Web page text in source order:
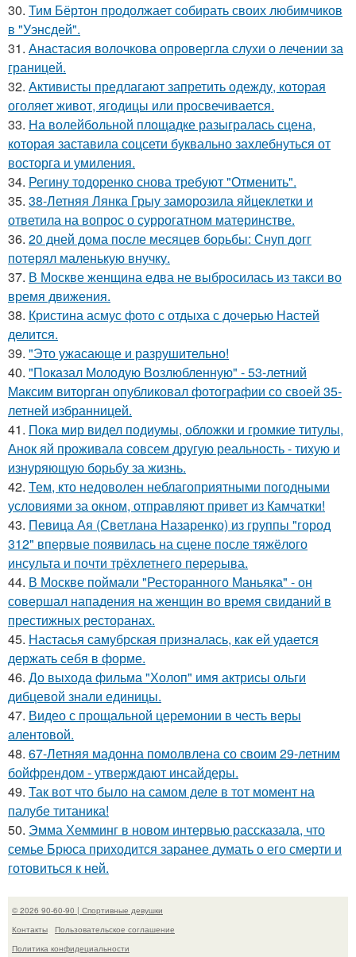
30. Тим Бёртон продолжает собирать своих любимчиков
в "Уэнсдей".
31. Анастасия волочкова опровергла слухи о лечении за
границей.
32. Активисты предлагают запретить одежду, которая
оголяет живот, ягодицы или просвечивается.
33. На волейбольной площадке разыгралась сцена,
которая заставила соцсети буквально захлебнуться от
восторга и умиления.
34. Регину тодоренко снова требуют "Отменить".
35. 38-Летняя Лянка Грыу заморозила яйцеклетки и
ответила на вопрос о суррогатном материнстве.
36. 20 дней дома после месяцев борьбы: Снуп догг
потерял маленькую внучку.
37. В Москве женщина едва не выбросилась из такси во
время движения.
38. Кристина асмус фото с отдыха с дочерью Настей
делится.
39. "Это ужасающе и разрушительно!
40. "Показал Молодую Возлюбленную" - 53-летний
Максим виторган опубликовал фотографии со своей 35-
летней избранницей.
41. Пока мир видел подиумы, обложки и громкие титулы,
Анок яй проживала совсем другую реальность - тихую и
изнуряющую борьбу за жизнь.
42. Тем, кто недоволен неблагоприятными погодными
условиями за окном, отправляют привет из Камчатки!
43. Певица Ая (Светлана Назаренко) из группы "город
312" впервые появилась на сцене после тяжёлого
инсульта и почти трёхлетнего перерыва.
44. В Москве поймали "Ресторанного Маньяка" - он
совершал нападения на женщин во время свиданий в
престижных ресторанах.
45. Настасья самубрская призналась, как ей удается
держать себя в форме.
46. До выхода фильма "Холоп" имя актрисы ольги
дибцевой знали единицы.
47. Видео с прощальной церемонии в честь веры
алентовой.
48. 67-Летняя мадонна помолвлена со своим 29-летним
бойфрендом - утверждают инсайдеры.
49. Так вот что было на самом деле в тот момент на
палубе титаника!
50. Эмма Хемминг в новом интервью рассказала, что
семье Брюса приходится заранее думать о его смерти и
готовиться к ней.
© 2026 90-60-90 | Спортивные девушки
Контакты
Пользовательское соглашение
Политика конфидециальности